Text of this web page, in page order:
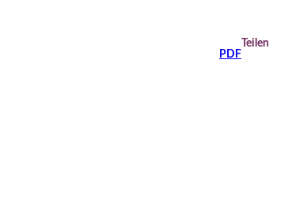
PDF
Teilen